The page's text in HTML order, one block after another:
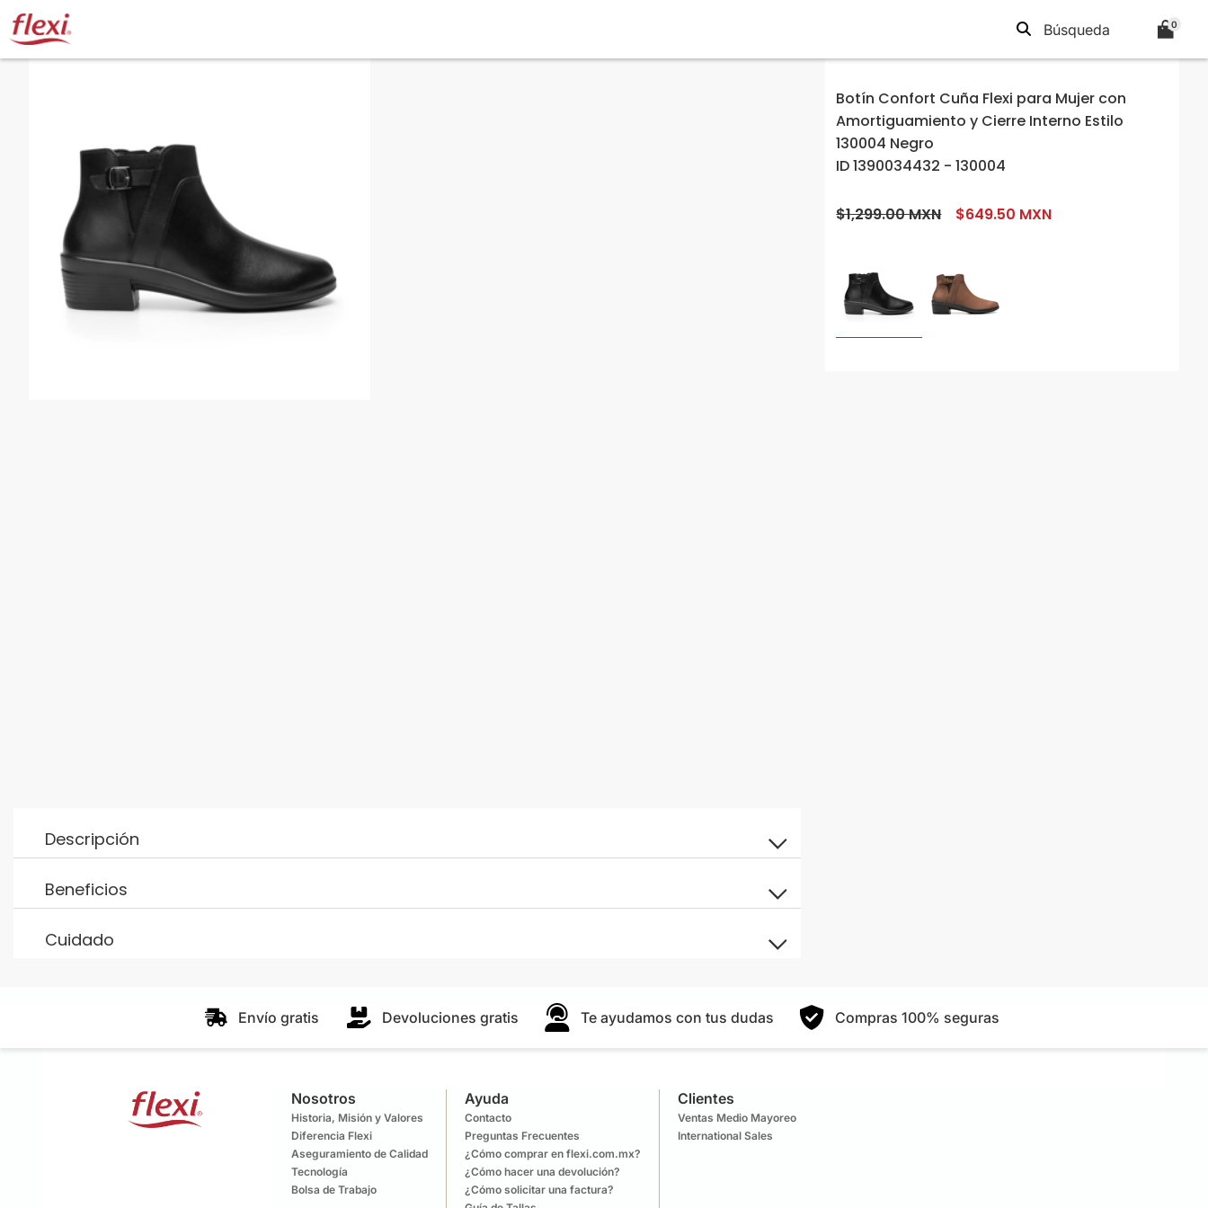
0
Botín Confort Cuña Flexi para Mujer con
Amortiguamiento y Cierre Interno Estilo
130004 Negro
ID 1390034432 - 130004
$1,299.00 MXN $649.50 MXN
Descripción
Beneficios
Cuidado
Envío gratis Devoluciones gratis Te ayudamos con tus dudas Compras 100% seguras
Nosotros
Historia, Misión y Valores
Diferencia Flexi
Aseguramiento de Calidad
Tecnología
Bolsa de Trabajo
Ayuda
Contacto
Preguntas Frecuentes
¿Cómo comprar en flexi.com.mx?
¿Cómo hacer una devolución?
¿Cómo solicitar una factura?
Clientes
Ventas Medio Mayoreo
International Sales